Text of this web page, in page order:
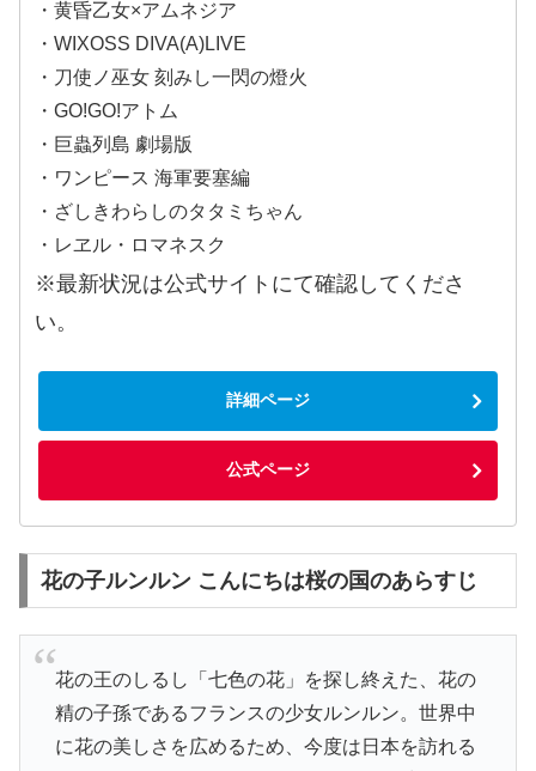
・黄昏乙女×アムネジア
・WIXOSS DIVA(A)LIVE
・刀使ノ巫女 刻みし一閃の燈火
・GO!GO!アトム
・巨蟲列島 劇場版
・ワンピース 海軍要塞編
・ざしきわらしのタタミちゃん
・レヱル・ロマネスク
※最新状況は公式サイトにて確認してくださ
い。
詳細ページ
公式ページ
花の子ルンルン こんにちは桜の国のあらすじ
花の王のしるし「七色の花」を探し終えた、花の
精の子孫であるフランスの少女ルンルン。世界中
に花の美しさを広めるため、今度は日本を訪れる